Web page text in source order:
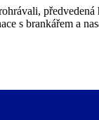
s brankářem a